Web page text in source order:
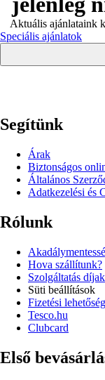
Aktuális ajánlataink
Speciális ajánlatok
Segítünk
Árak
Biztonságos
Általános
Adatkezelési és
Rólunk
Hova szállítunk?
Szolgáltatás díjak
Süti beállítások
Fizetési
Tesco.hu
Clubcard
Első